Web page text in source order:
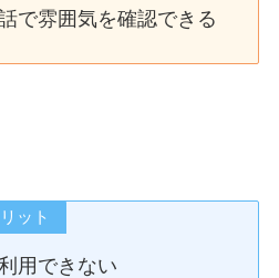
で雰囲気を確認できる
ット
用できない